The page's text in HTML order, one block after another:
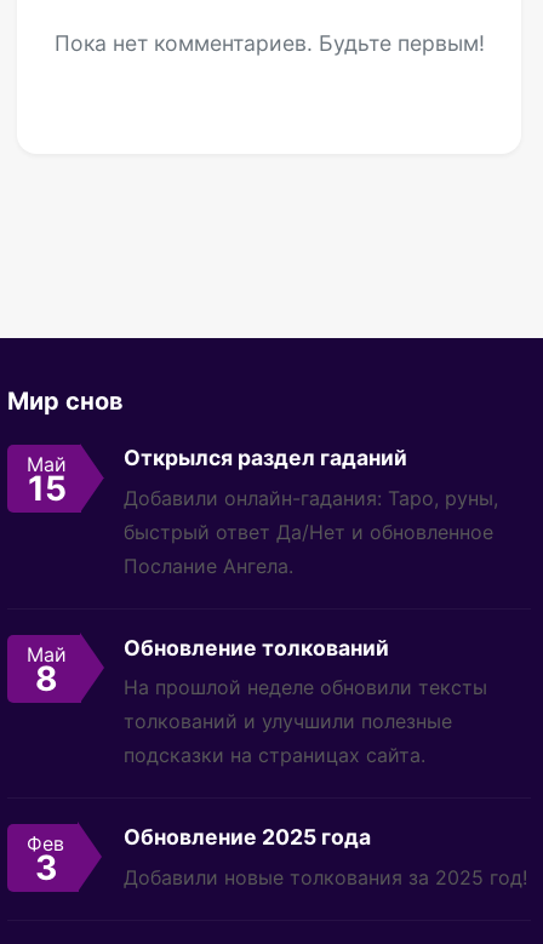
Пока нет комментариев. Будьте первым!
Мир снов
Май
15
Открылся раздел гаданий
Добавили онлайн-гадания: Таро, руны,
быстрый ответ Да/Нет и обновленное
Послание Ангела.
Май
8
Обновление толкований
На прошлой неделе обновили тексты
толкований и улучшили полезные
подсказки на страницах сайта.
Фев
3
Обновление 2025 года
Добавили новые толкования за 2025 год!